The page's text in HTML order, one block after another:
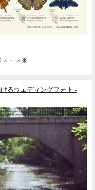
スト, 未来
るウェディングフォト -